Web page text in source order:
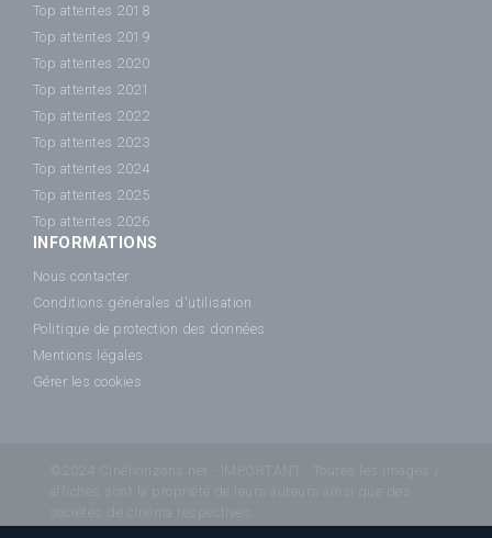
Top attentes 2018
Top attentes 2019
Top attentes 2020
Top attentes 2021
Top attentes 2022
Top attentes 2023
Top attentes 2024
Top attentes 2025
Top attentes 2026
INFORMATIONS
Nous contacter
Conditions générales d'utilisation
Politique de protection des données
Mentions légales
Gérer les cookies